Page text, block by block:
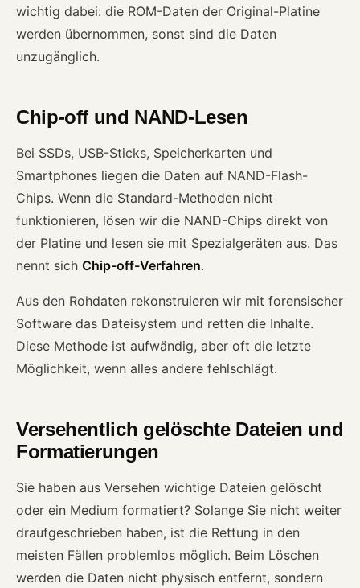
wichtig dabei: die ROM-Daten der Original-Platine
werden übernommen, sonst sind die Daten
unzugänglich.
Chip-off und NAND-Lesen
Bei SSDs, USB-Sticks, Speicherkarten und
Smartphones liegen die Daten auf NAND-Flash-
Chips. Wenn die Standard-Methoden nicht
funktionieren, lösen wir die NAND-Chips direkt von
der Platine und lesen sie mit Spezialgeräten aus. Das
nennt sich Chip-off-Verfahren.
Aus den Rohdaten rekonstruieren wir mit forensischer
Software das Dateisystem und retten die Inhalte.
Diese Methode ist aufwändig, aber oft die letzte
Möglichkeit, wenn alles andere fehlschlägt.
Versehentlich gelöschte Dateien und
Formatierungen
Sie haben aus Versehen wichtige Dateien gelöscht
oder ein Medium formatiert? Solange Sie nicht weiter
draufgeschrieben haben, ist die Rettung in den
meisten Fällen problemlos möglich. Beim Löschen
werden die Daten nicht physisch entfernt, sondern